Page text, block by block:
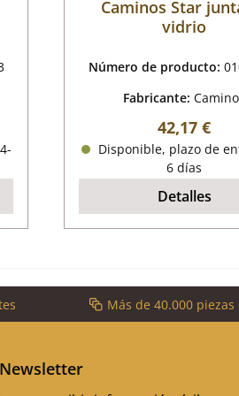
Caminos Star
vidrio
Número de producto:
Fabricante:
Precio
42,17 €
Disponible, plazo de
6 días
Detalles
Más de 40.000
Newsletter